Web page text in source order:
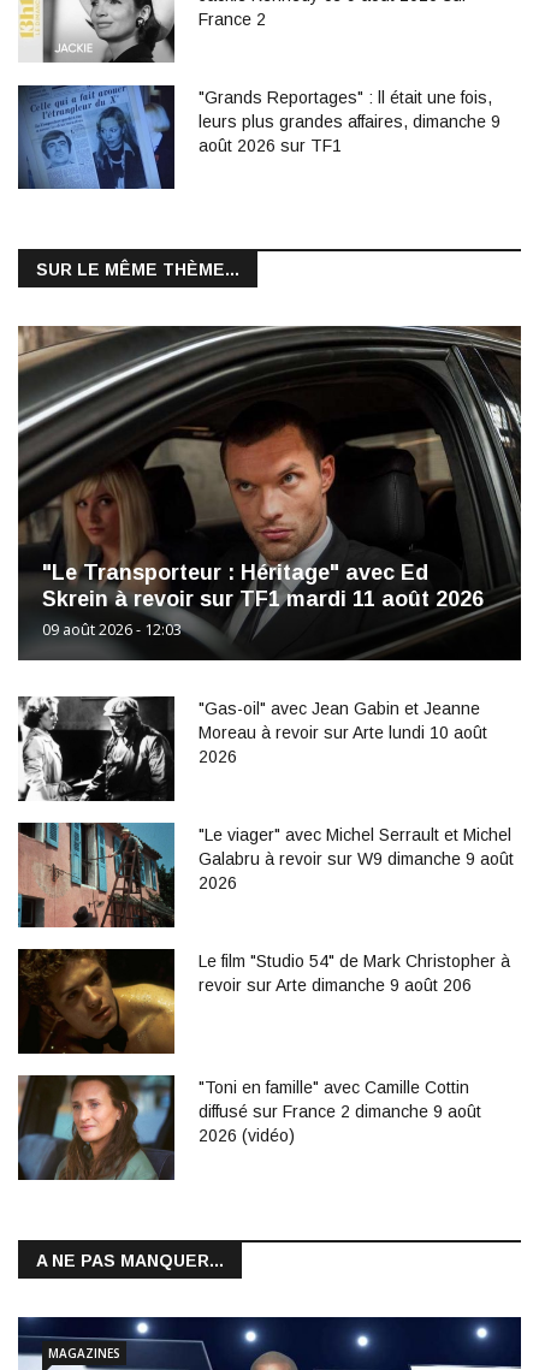
France 2
"Grands Reportages" : ll était une fois,
leurs plus grandes affaires, dimanche 9
août 2026 sur TF1
SUR LE MÊME THÈME...
"Le Transporteur : Héritage" avec Ed
Skrein à revoir sur TF1 mardi 11 août 2026
09 août 2026 - 12:03
"Gas-oil" avec Jean Gabin et Jeanne
Moreau à revoir sur Arte lundi 10 août
2026
"Le viager" avec Michel Serrault et Michel
Galabru à revoir sur W9 dimanche 9 août
2026
Le film "Studio 54" de Mark Christopher à
revoir sur Arte dimanche 9 août 206
"Toni en famille" avec Camille Cottin
diffusé sur France 2 dimanche 9 août
2026 (vidéo)
A NE PAS MANQUER...
MAGAZINES